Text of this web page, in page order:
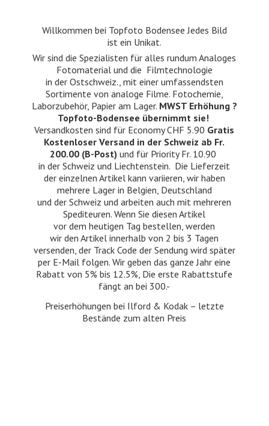
Willkommen bei Topfoto Bodensee Jedes Bild
ist ein Unikat.
Wir sind die Spezialisten für alles rundum Analoges
Fotomaterial und die Filmtechnologie
in der Ostschweiz., mit einer umfassendsten
Sortimente von analoge Filme. Fotochemie,
Laborzubehör, Papier am Lager. MWST Erhöhung ?
Topfoto-Bodensee übernimmt sie!
Versandkosten sind für Economy CHF 5.90 Gratis
Kostenloser Versand in der Schweiz ab Fr.
200.00 (B-Post) und für Priority Fr. 10.90
in der Schweiz und Liechtenstein. Die Lieferzeit
der einzelnen Artikel kann variieren, wir haben
mehrere Lager in Belgien, Deutschland
und der Schweiz und arbeiten auch mit mehreren
Spediteuren. Wenn Sie diesen Artikel
vor dem heutigen Tag bestellen, werden
wir den Artikel innerhalb von 2 bis 3 Tagen
versenden, der Track Code der Sendung wird später
per E-Mail folgen. Wir geben das ganze Jahr eine
Rabatt von 5% bis 12.5%, Die erste Rabattstufe
fängt an bei 300.-
Preiserhöhungen bei Ilford & Kodak – letzte
Bestände zumalten Preis